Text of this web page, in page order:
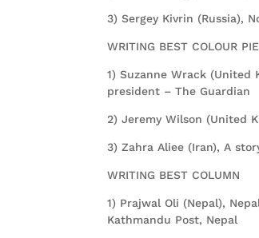
3) Sergey Kivrin (Russia),
WRITING BEST COLOUR
1) Suzanne Wrack (United
president – The Guardian
2) Jeremy Wilson (United
3) Zahra Aliee (Iran), A
WRITING BEST COLUMN
1) Prajwal Oli (Nepal),
Kathmandu Post, Nepal